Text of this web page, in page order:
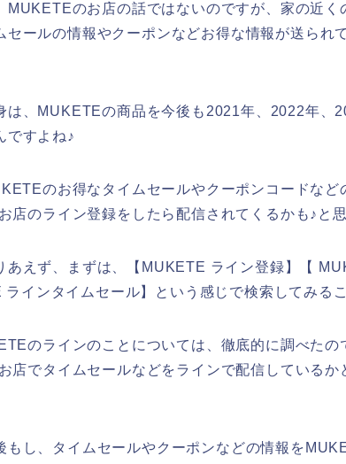
MUKETEのお店の話ではないのですが、家の近く
セールの情報やクーポンなどお得な情報が送られ
は、MUKETEの商品を今後も2021年、2022年、
ですよね♪
のお得なタイムセールやクーポンコードなど
店のライン登録をしたら配信されてくるかも♪と思
あえず、まずは、【MUKETE ライン登録】【
ラインタイムセール】という感じで検索してみる
のラインのことについては、徹底的に調べたの
店でタイムセールなどをラインで配信しているか
もし、タイムセールやクーポンなどの情報を